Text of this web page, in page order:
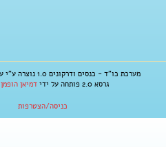
מערכת כו"ד - כנסים ודרקונים 1.0 נוצרה ע"י ערן הרץ 2011-2014
גרסא 2.0 פותחה על ידי
דמיאן הופמן
כניסה/הצטרפות